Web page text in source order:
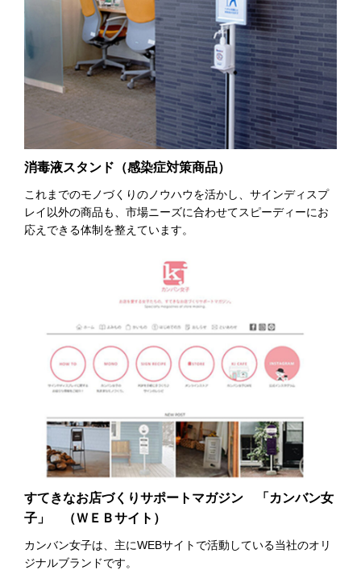
消毒液スタンド（感染症対策商品）
これまでのモノづくりのノウハウを活かし、サインディスプ
レイ以外の商品も、市場ニーズに合わせてスピーディーにお
応えできる体制を整えています。
すてきなお店づくりサポートマガジン 「カンバン女
子」 （ＷＥＢサイト）
カンバン女子は、主にWEBサイトで活動している当社のオリ
ジナルブランドです。